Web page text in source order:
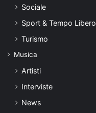
Sociale
Sport & Tempo Libero
Turismo
Musica
Artisti
Interviste
News